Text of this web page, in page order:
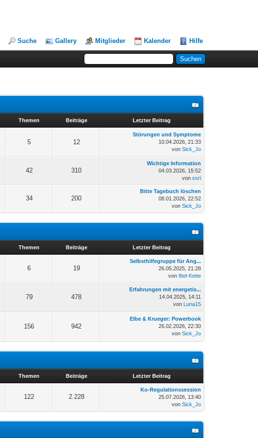
Suche Gallery Mitglieder Kalender Hilfe
Themen Beiträge Letzter Beitrag
5 12
Störungen und Symptome
10.04.2026, 21:33
vonSick_Jo
42 310
Wichtige Information
04.03.2026, 15:52
vonssri
34 200
Bitte Tagebuch löschen
08.01.2026, 22:52
vonSick_Jo
Themen Beiträge Letzter Beitrag
6 19
Selbsthilfegruppe für Ang...
26.05.2025, 21:28
von8tel-Kette
79 478
Erfahrungen mit energetis...
14.04.2025, 14:11
von Luna15
156 942
Elbe & Krueger: Powerbook
26.02.2026, 22:30
vonSick_Jo
Themen Beiträge Letzter Beitrag
122 2.228
Ko-Regulationssession
25.07.2026, 13:40
vonSick_Jo